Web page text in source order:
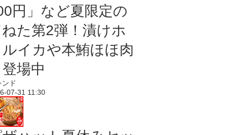
円」など夏限定の
た第2弾！漬けホ
イカや本鮪ほほ肉
場中
ンド
07-31 11:30